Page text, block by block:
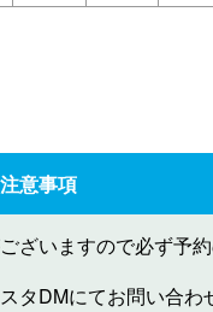
意事項
ざいますので必ず予
タDMにてお問い合わ